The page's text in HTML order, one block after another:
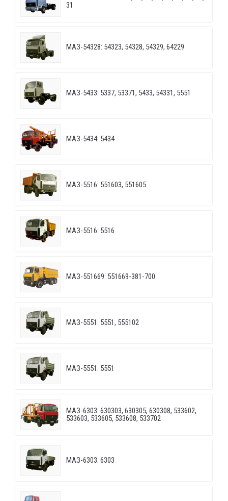
31
МАЗ-54328: 54323, 54328, 54329, 64229
МАЗ-5433: 5337, 53371, 5433, 54331, 5551
МАЗ-5434: 5434
МАЗ-5516: 551603, 551605
МАЗ-5516: 5516
МАЗ-551669: 551669-381-700
МАЗ-5551: 5551, 555102
МАЗ-5551: 5551
МАЗ-6303: 630303, 630305, 630308, 533602,
533603, 533605, 533608, 533702
МАЗ-6303: 6303